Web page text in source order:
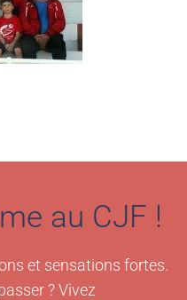
au CJF !
et sensations fortes.
? Vivez